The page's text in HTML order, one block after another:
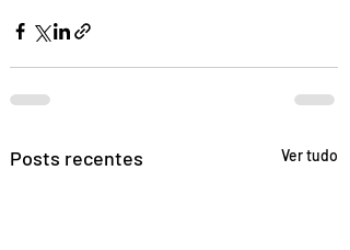
Posts recentes Ver tudo